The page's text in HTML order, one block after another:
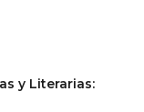
y Literarias: